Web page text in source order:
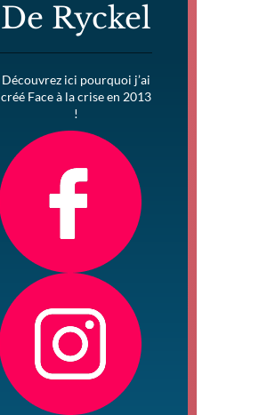
De Ryckel
Découvrez ici pourquoi j’ai
créé Face à la crise en 2013
!